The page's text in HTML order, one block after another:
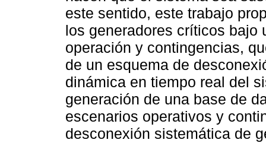
este sentido, este trabajo
los generadores críticos bajo
operación y contingencias,
de un esquema de
dinámica en tiempo real del
generación de una base de
escenarios operativos y
desconexión sistemática de